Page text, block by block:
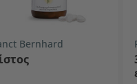
Bernhard